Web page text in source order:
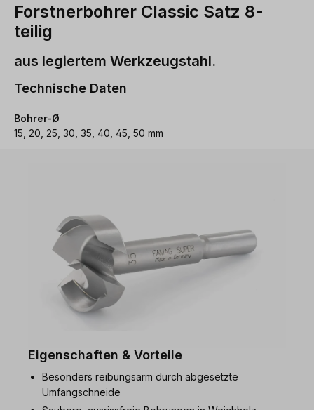
Forstnerbohrer Classic Satz 8-
teilig
aus legiertem Werkzeugstahl.
Technische Daten
Bohrer-Ø
15, 20, 25, 30, 35, 40, 45, 50 mm
Eigenschaften & Vorteile
Besonders reibungsarm durch abgesetzte
Umfangschneide